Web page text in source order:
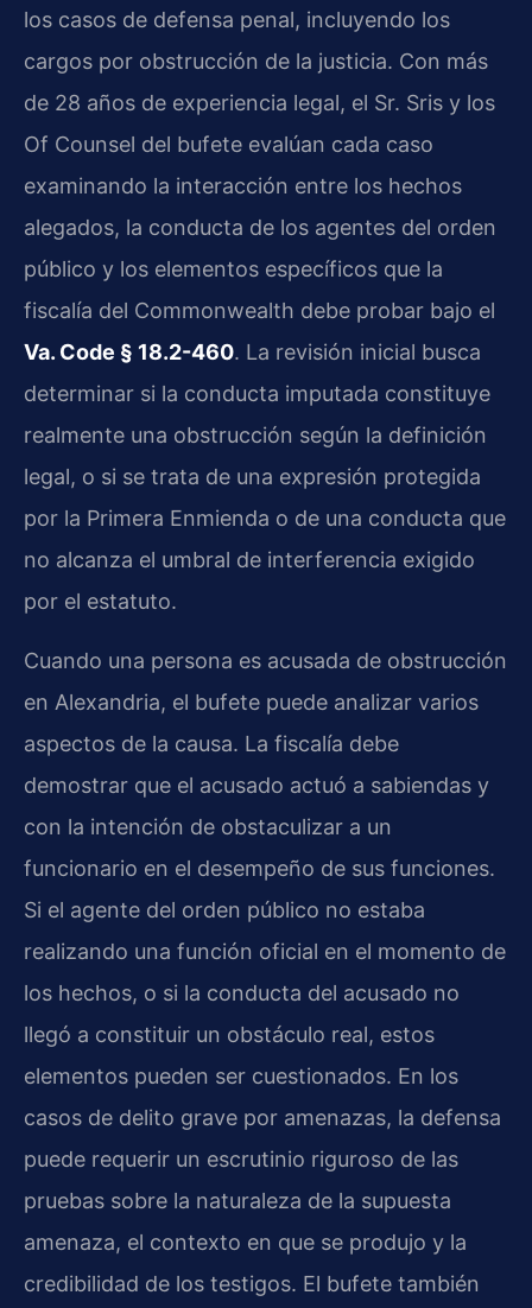
los casos de defensa penal, incluyendo los
cargos por obstrucción de la justicia. Con más
de 28 años de experiencia legal, el Sr. Sris y los
Of Counsel del bufete evalúan cada caso
examinando la interacción entre los hechos
alegados, la conducta de los agentes del orden
público y los elementos específicos que la
fiscalía del Commonwealth debe probar bajo el
Va. Code § 18.2-460. La revisión inicial busca
determinar si la conducta imputada constituye
realmente una obstrucción según la definición
legal, o si se trata de una expresión protegida
por la Primera Enmienda o de una conducta que
no alcanza el umbral de interferencia exigido
por el estatuto.
Cuando una persona es acusada de obstrucción
en Alexandria, el bufete puede analizar varios
aspectos de la causa. La fiscalía debe
demostrar que el acusado actuó a sabiendas y
con la intención de obstaculizar a un
funcionario en el desempeño de sus funciones.
Si el agente del orden público no estaba
realizando una función oficial en el momento de
los hechos, o si la conducta del acusado no
llegó a constituir un obstáculo real, estos
elementos pueden ser cuestionados. En los
casos de delito grave por amenazas, la defensa
puede requerir un escrutinio riguroso de las
pruebas sobre la naturaleza de la supuesta
amenaza, el contexto en que se produjo y la
credibilidad de los testigos. El bufete también